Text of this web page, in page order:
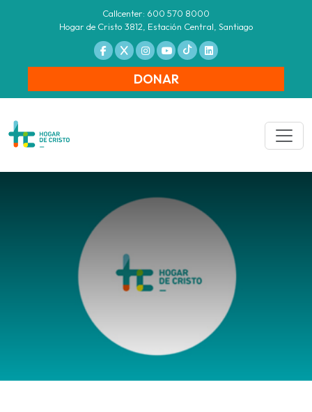
Callcenter: 600 570 8000
Hogar de Cristo 3812, Estación Central, Santiago
DONAR